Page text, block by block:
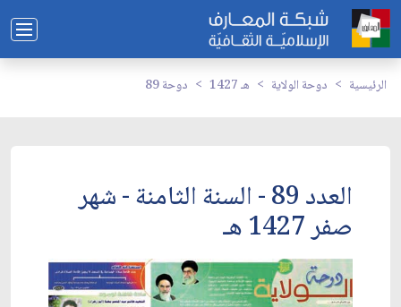
الرئيسية دوحة الولاية 1427 هـ دوحة 89
العدد 89 - السنة الثامنة - شهر
صفر 1427 هـ